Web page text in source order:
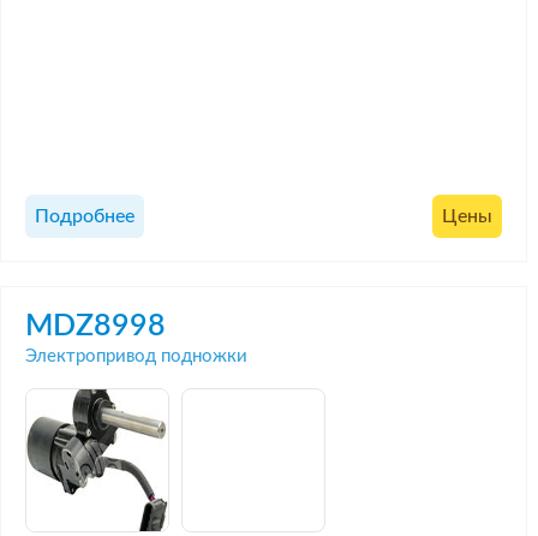
Подробнее Цены
MDZ8998
Электропривод подножки